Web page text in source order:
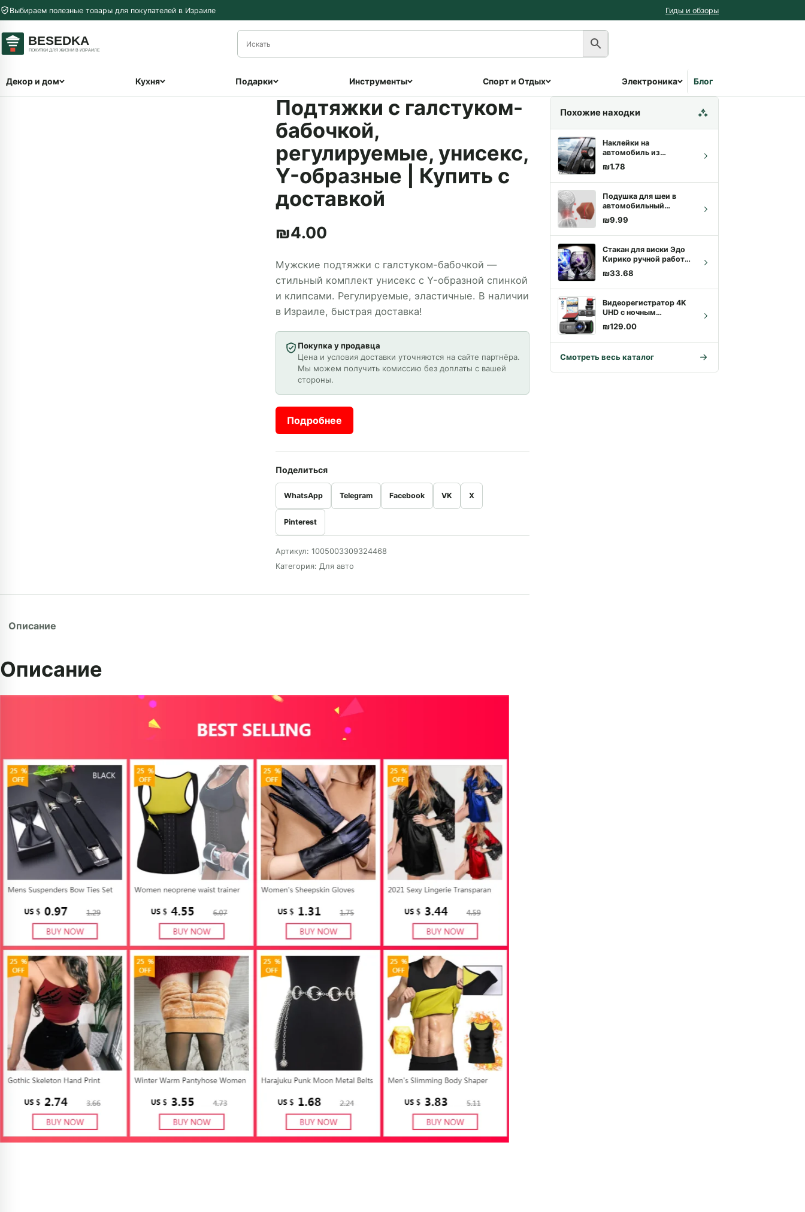
Перейти к содержимому
Выбираем полезные товары для покупателей в Израиле Гиды и обзоры
Декор и дом Кухня Подарки Инструменты Спорт и Отдых Электроника Блог
Подтяжки с галстуком-
бабочкой,
регулируемые, унисекс,
Y-образные | Купить с
доставкой
₪4.00
Мужские подтяжки с галстуком-бабочкой —
стильный комплект унисекс с Y-образной спинкой
и клипсами. Регулируемые, эластичные. В наличии
в Израиле, быстрая доставка!
Покупка у продавца
Цена и условия доставки уточняются на сайте партнёра.
Мы можем получить комиссию без доплаты с вашей
стороны.
Подробнее
Поделиться
WhatsApp Telegram Facebook VK X
Pinterest
Артикул: 1005003309324468
Категория: Для авто
Описание
Описание
Похожие находки
Наклейки на
автомобиль из
наноуглеродного
волокна
₪1.78
Подушка для шеи в
автомобильный
подголовник
₪9.99
Стакан для виски Эдо
Кирико ручной работы,
фиолетовый хрусталь с
узором перьев, 330мл |
Купить с доставкой
₪33.68
Видеорегистратор 4K
UHD с ночным
видением, Wi-Fi и GPS,
парковка 24ч |
Доставка по Израилю
₪129.00
Смотреть весь каталог